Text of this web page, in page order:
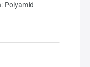
Polyamid